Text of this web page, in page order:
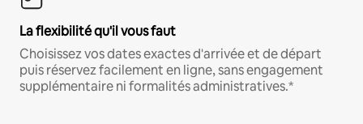
La flexibilité qu'il vous faut
Choisissez vos dates exactes d'arrivée et de départ
puis réservez facilement en ligne, sans engagement
supplémentaire ni formalités administratives.*